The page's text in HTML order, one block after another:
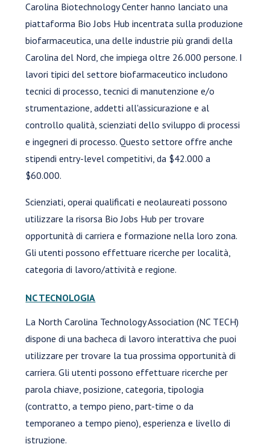
Carolina Biotechnology Center hanno lanciato una
piattaforma Bio Jobs Hub incentrata sulla produzione
biofarmaceutica, una delle industrie più grandi della
Carolina del Nord, che impiega oltre 26.000 persone. I
lavori tipici del settore biofarmaceutico includono
tecnici di processo, tecnici di manutenzione e/o
strumentazione, addetti all'assicurazione e al
controllo qualità, scienziati dello sviluppo di processi
e ingegneri di processo. Questo settore offre anche
stipendi entry-level competitivi, da $42.000 a
$60.000.
Scienziati, operai qualificati e neolaureati possono
utilizzare la risorsa Bio Jobs Hub per trovare
opportunità di carriera e formazione nella loro zona.
Gli utenti possono effettuare ricerche per località,
categoria di lavoro/attività e regione.
NC TECNOLOGIA
La North Carolina Technology Association (NC TECH)
dispone di una bacheca di lavoro interattiva che puoi
utilizzare per trovare la tua prossima opportunità di
carriera. Gli utenti possono effettuare ricerche per
parola chiave, posizione, categoria, tipologia
(contratto, a tempo pieno, part-time o da
temporaneo a tempo pieno), esperienza e livello di
istruzione.